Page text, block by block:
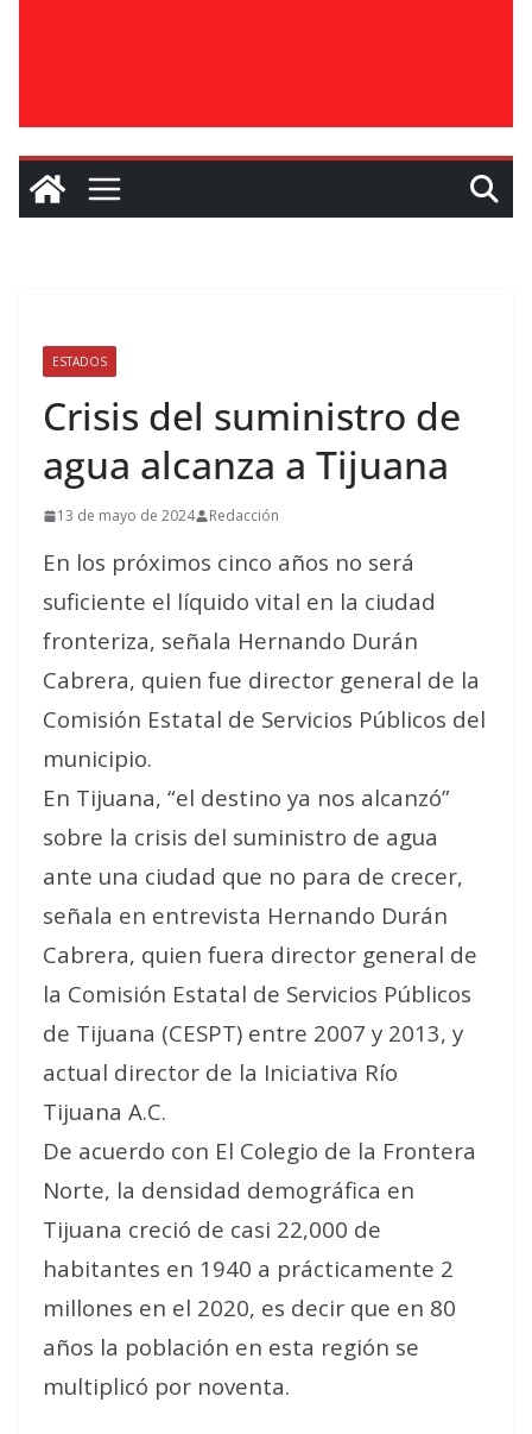
ESTADOS
Crisis del suministro de
agua alcanza a Tijuana
13 de mayo de 2024 Redacción
En los próximos cinco años no será
suficiente el líquido vital en la ciudad
fronteriza, señala Hernando Durán
Cabrera, quien fue director general de la
Comisión Estatal de Servicios Públicos del
municipio.
En Tijuana, “el destino ya nos alcanzó”
sobre la crisis del suministro de agua
ante una ciudad que no para de crecer,
señala en entrevista Hernando Durán
Cabrera, quien fuera director general de
la Comisión Estatal de Servicios Públicos
de Tijuana (CESPT) entre 2007 y 2013, y
actual director de la Iniciativa Río
Tijuana A.C.
De acuerdo con El Colegio de la Frontera
Norte, la densidad demográfica en
Tijuana creció de casi 22,000 de
habitantes en 1940 a prácticamente 2
millones en el 2020, es decir que en 80
años la población en esta región se
multiplicó por noventa.